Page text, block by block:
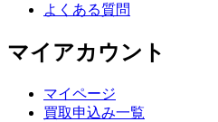
よくある質問
マイアカウント
マイページ
買取申込み一覧